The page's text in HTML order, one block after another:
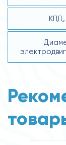
КПД,